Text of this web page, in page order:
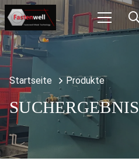
Startseite Produkte
SUCHERGEBNIS